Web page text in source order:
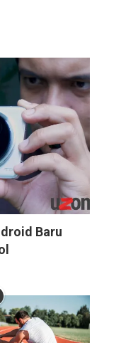
Baru